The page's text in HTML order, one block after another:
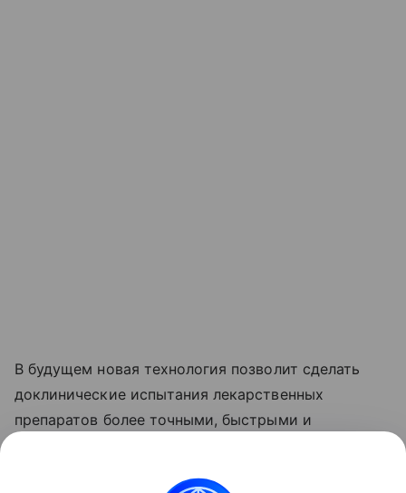
В будущем новая технология позволит сделать
доклинические испытания лекарственных
препаратов более точными, быстрыми и